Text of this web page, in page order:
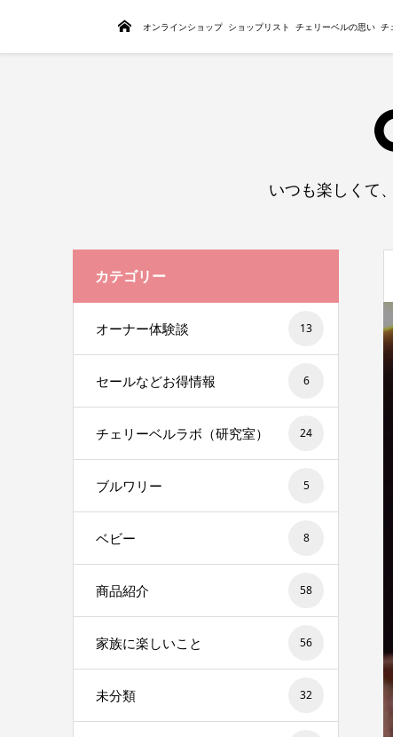
トップページオンラインショップ ショップリスト チェリーベルの思い チ
いつも楽しくて
カテゴリー
オーナー体験談 13
セールなどお得情報 6
チェリーベルラボ（研究室） 24
ブルワリー 5
ベビー 8
商品紹介 58
家族に楽しいこと 56
未分類 32